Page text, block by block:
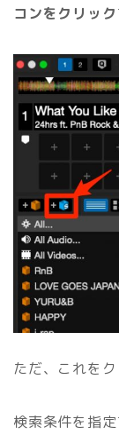
コンをクリック
ただ、これを
検索条件を指